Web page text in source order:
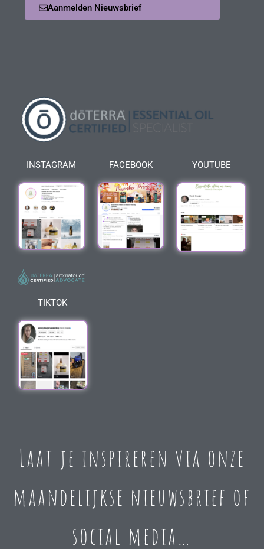
Aanmelden Nieuwsbrief
INSTAGRAM FACEBOOK YOUTUBE
TIKTOK
Laat je inspireren via onze
maandelijkse nieuwsbrief of
social media…